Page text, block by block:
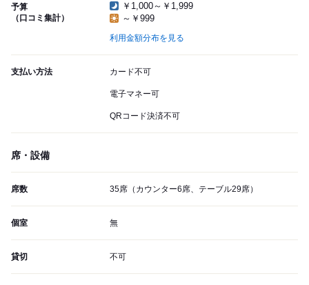
予算
（口コミ集計）
￥1,000～￥1,999
～￥999
利用金額分布を見る
支払い方法 カード不可
電子マネー可
QRコード決済不可
席・設備
席数 35席（カウンター6席、テーブル29席）
個室 無
貸切 不可